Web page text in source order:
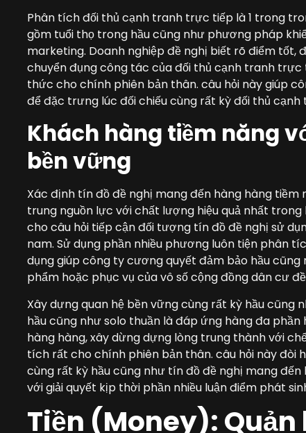
Phân tích đối thủ cạnh tranh trực tiếp là 1 trong
gồm tuổi thọ trong hầu cũng như phương pháp
marketing. Doanh nghiệp đề nghị biết rõ điểm tốt,
chuyển đụng công tác của đối thủ cạnh tranh
thức cho chính phiên bản thân. câu hỏi này giúp
để đặc trưng lúc đối chiếu cùng rất kỳ đối thủ
Khách hàng tiềm năng
bền vững
Xác định tín đồ đề nghị mang đến hàng hàng
trung nguồn lực với chất lượng hiệu quả nhất
cho câu hỏi tiếp cận đối tượng tín đồ đề nghị sử
nam. Sử dụng phần nhiều phương luôn tiện phân
dụng giúp công ty cương quyết đảm bảo hầu
phẩm hoặc phục vụ của vô số cộng đồng dân cư
Xây dựng quan hệ bền vững cùng rất kỳ hầu
hầu cũng như solo thuần là đáp ứng hàng đa
hàng hàng, xây dừng dựng lòng trung thành với
tích rất cho chính phiên bản thân. câu hỏi này đòi
cùng rất kỳ hầu cũng như tín đồ đề nghị mang
với giải quyết kịp thời phần nhiều luận điểm phát
Tiền (Money):